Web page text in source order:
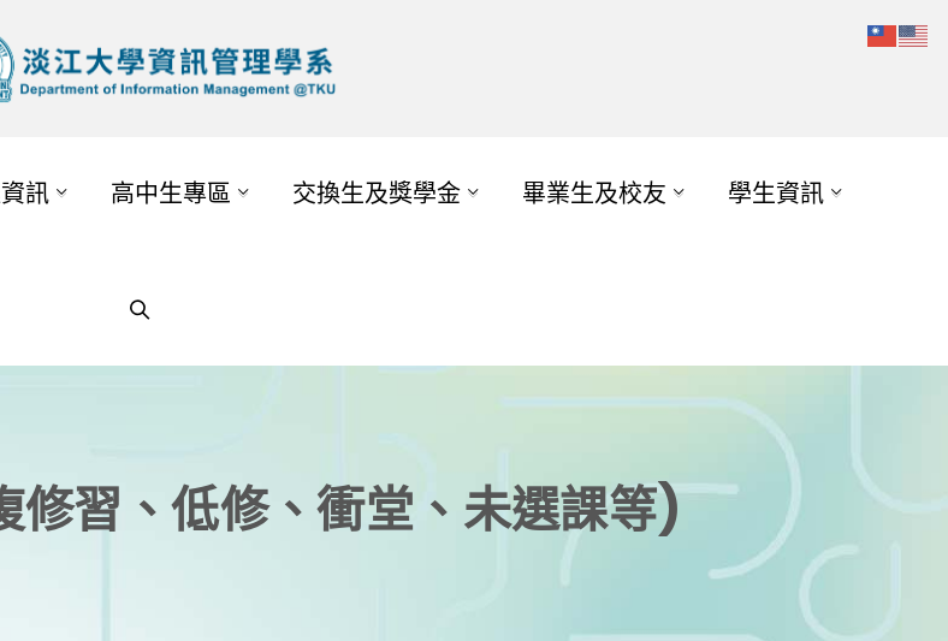
訊 高中生專區 交換生及獎學金 畢業生及校友 學生資訊
修習、低修、衝堂、未選課等)